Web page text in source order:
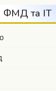
ФМД та ІТ